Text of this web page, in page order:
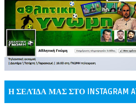
Η ΣΕΛΊΔΑ ΜΑΣ ΣΤΟ INSTAGRAM